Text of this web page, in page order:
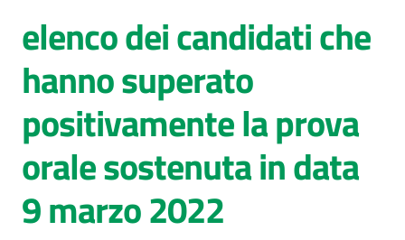
Luoghi di
cura
AUSL
Comunica
elenco dei candidati che
hanno superato
positivamente la prova
orale sostenuta in data
9 marzo 2022